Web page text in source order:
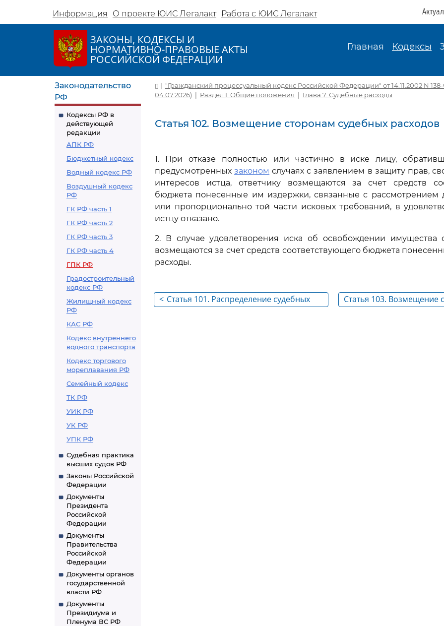
Информация О проекте ЮИС Легалакт Работа с ЮИС Легалакт
ЗАКОНЫ, КОДЕКСЫ И
НОРМАТИВНО-ПРАВОВЫЕ АКТЫ
РОССИЙСКОЙ ФЕДЕРАЦИИ
Главная Кодексы
Законодательство
РФ
Кодексы РФ в
действующей
редакции
АПК РФ
Бюджетный кодекс
Водный кодекс РФ
Воздушный кодекс
РФ
ГК РФ часть 1
ГК РФ часть 2
ГК РФ часть 3
ГК РФ часть 4
ГПК РФ
Градостроительный
кодекс РФ
Жилищный кодекс
РФ
КАС РФ
Кодекс внутреннего
водного транспорта
Кодекс торгового
мореплавания РФ
Семейный кодекс
ТК РФ
УИК РФ
УК РФ
УПК РФ
Судебная практика
высших судов РФ
Законы Российской
Федерации
Документы
Президента
Российской
Федерации
Документы
Правительства
Российской
Федерации
Документы органов
государственной
власти РФ
Документы
Президиума и
Пленума ВС РФ
| "Гражданский процессуальный кодекс Российской Федерации" от 14.11.2002 N
04.07.2026) | Раздел I. Общие положения | Глава 7. Судебные расходы
Статья 102. Возмещение сторонам судебных расходов
1. При отказе полностью или частично в иске лицу,
предусмотренныхзаконом случаях с заявлением в защиту прав,
интересов истца, ответчику возмещаются за счет средств
бюджета понесенные им издержки, связанные с рассмотрением
или пропорционально той части исковых требований, в
истцу отказано.
2. В случае удовлетворения иска об освобождении имущества
возмещаются за счет средств соответствующего бюджета
расходы.
< Статья 101. Распределение судебных
Статья 103. Возмещение